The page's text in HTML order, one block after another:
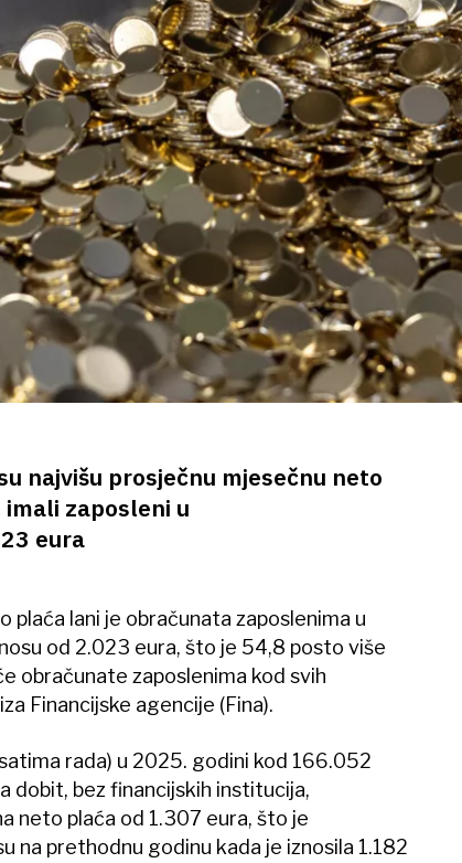
najvišu prosječnu mjesečnu neto
zaposleni u
eura
plaća lani je obračunata zaposlenima u
od 2.023 eura, što je 54,8 posto više
obračunate zaposlenima kod svih
Financijske agencije (Fina).
rada) u 2025. godini kod 166.052
dobit, bez financijskih institucija,
neto plaća od 1.307 eura, što je
na prethodnu godinu kada je iznosila 1.182